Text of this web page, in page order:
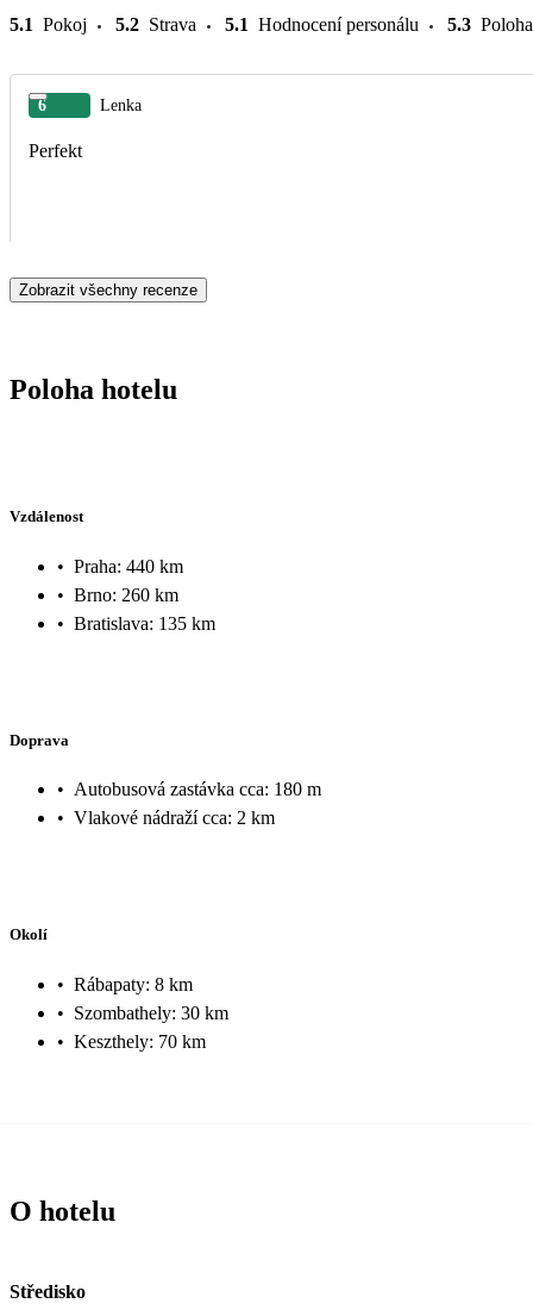
5.1 Pokoj 5.2 Strava 5.1 Hodnocení personálu 5.3 Poloha
6 Lenka
Perfekt
Zobrazit všechny recenze
Poloha hotelu
Vzdálenost
• Praha: 440 km
• Brno: 260 km
• Bratislava: 135 km
Doprava
• Autobusová zastávka cca: 180 m
• Vlakové nádraží cca: 2 km
Okolí
• Rábapaty: 8 km
• Szombathely: 30 km
• Keszthely: 70 km
O hotelu
Středisko